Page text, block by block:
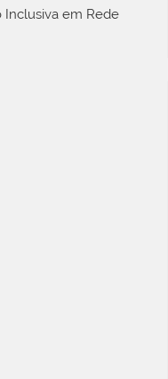
Inclusiva em Rede